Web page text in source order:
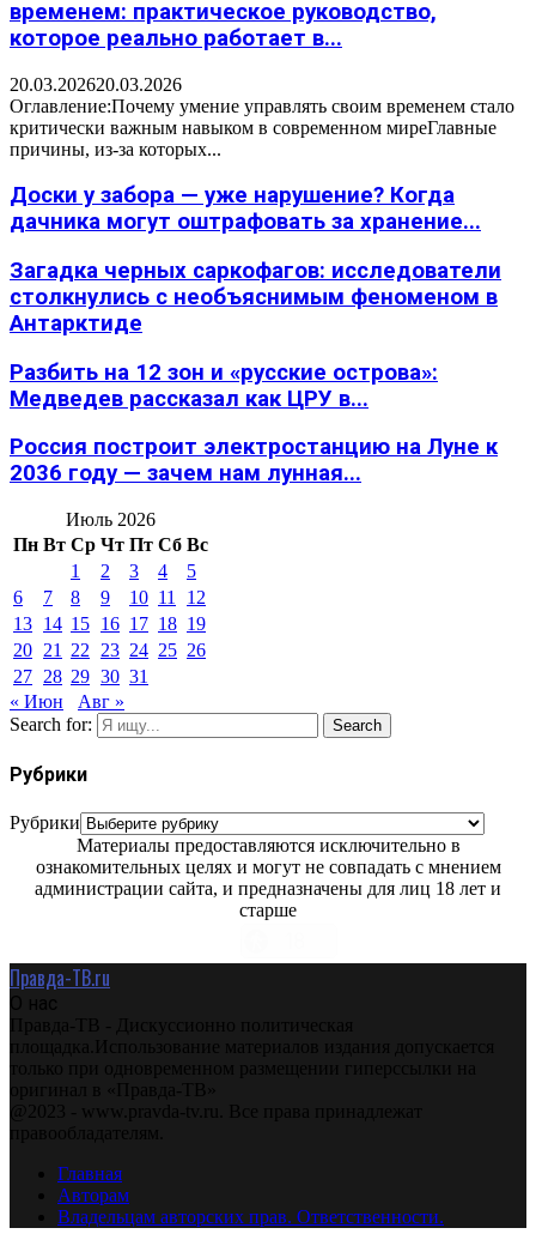
временем: практическое руководство,
которое реально работает в...
20.03.202620.03.2026
Оглавление:Почему умение управлять своим временем стало
критически важным навыком в современном миреГлавные
причины, из-за которых...
Доски у забора — уже нарушение? Когда
дачника могут оштрафовать за хранение...
Загадка черных саркофагов: исследователи
столкнулись с необъяснимым феноменом в
Антарктиде
Разбить на 12 зон и «русские острова»:
Медведев рассказал как ЦРУ в...
Россия построит электростанцию на Луне к
2036 году — зачем нам лунная...
Июль 2026
Пн Вт Ср Чт Пт Сб Вс
1
2 3 4
5
6
7 8 9 10 11
12
13 14 15 16 17 18 19
20 21 22 23 24 25 26
27 28 29 30 31
« Июн
Авг »
Search for:
Search
Рубрики
Рубрики
Материалы предоставляются исключительно в
ознакомительных целях и могут не совпадать с мнением
администрации сайта, и предназначены для лиц 18 лет и
старше
Правда-ТВ.ru
О нас
Правда-ТВ - Дискуссионно политическая
площадка.Использование материалов издания допускается
только при одновременном размещении гиперссылки на
оригинал в «Правда-ТВ»
@2023 - www.pravda-tv.ru. Все права принадлежат
правообладателям.
Главная
Авторам
Владельцам авторских прав. Ответственности.